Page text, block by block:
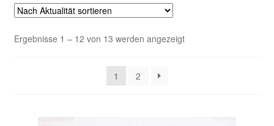
Impressum
Kasse
Ergebnisse 1 – 12 von 13 werden angezeigtNach
1
2